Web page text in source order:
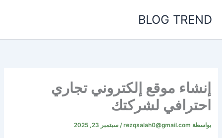
BLOG TREND
إنشاء موقع إلكتروني تجاري
احترافي لشركتك
بواسطة rezqsalah0@gmail.com
/سبتمبر 23, 2025